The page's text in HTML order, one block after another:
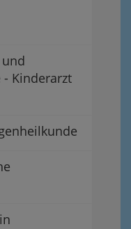
- Kinderarzt